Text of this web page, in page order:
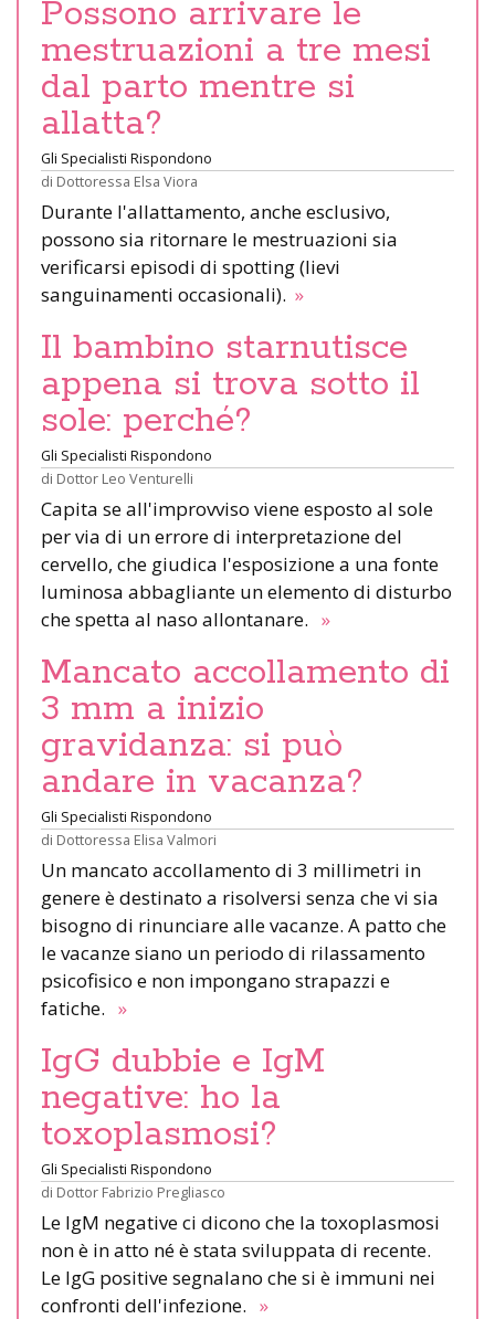
Possono arrivare le
mestruazioni a tre mesi
dal parto mentre si
allatta?
Gli Specialisti Rispondono
di Dottoressa Elsa Viora
Durante l'allattamento, anche esclusivo,
possono sia ritornare le mestruazioni sia
verificarsi episodi di spotting (lievi
sanguinamenti occasionali). »
Il bambino starnutisce
appena si trova sotto il
sole: perché?
Gli Specialisti Rispondono
di Dottor Leo Venturelli
Capita se all'improvviso viene esposto al sole
per via di un errore di interpretazione del
cervello, che giudica l'esposizione a una fonte
luminosa abbagliante un elemento di disturbo
che spetta al naso allontanare. »
Mancato accollamento di
3 mm a inizio
gravidanza: si può
andare in vacanza?
Gli Specialisti Rispondono
di Dottoressa Elisa Valmori
Un mancato accollamento di 3 millimetri in
genere è destinato a risolversi senza che vi sia
bisogno di rinunciare alle vacanze. A patto che
le vacanze siano un periodo di rilassamento
psicofisico e non impongano strapazzi e
fatiche. »
IgG dubbie e IgM
negative: ho la
toxoplasmosi?
Gli Specialisti Rispondono
di Dottor Fabrizio Pregliasco
Le IgM negative ci dicono che la toxoplasmosi
non è in atto né è stata sviluppata di recente.
Le IgG positive segnalano che si è immuni nei
confronti dell'infezione. »